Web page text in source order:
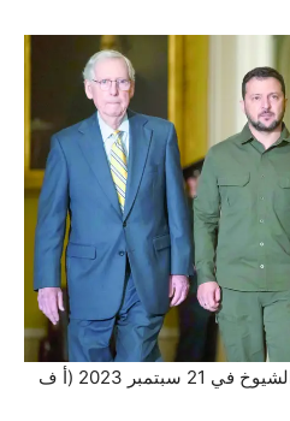
زيلينسكي خلال زيارة لمجلس الشيوخ في 21 سبتمبر 2023 (أ ف